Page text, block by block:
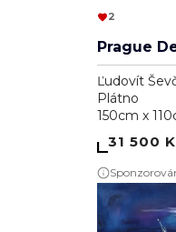
2
Prague
Ľudovít
Plátno
150cm x
31 500